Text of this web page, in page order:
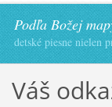
Podľa Božej
detské piesne nielen
Váš